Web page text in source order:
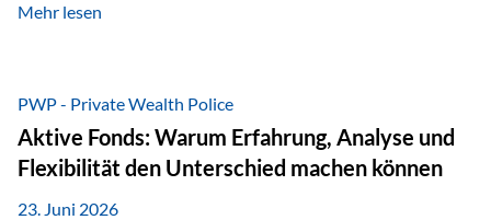
unumstößlich galten, versagen angesichts der expansiven
Nostalgie dar, sondern ist die modernste und strategisch
klügste Antwort auf globale Instabilität. Physische Werte
und der richtige Rechtsstandort sind heute keine bloße
Option mehr, sondern eine strategische Notwendigkeit. 1.
Der massive Aufwand hinter einem winzigen…
Mehr lesen
PWP - Private Wealth Police
Aktive Fonds: Warum Erfahrung, Analyse und
Flexibilität den Unterschied machen können
23. Juni 2026